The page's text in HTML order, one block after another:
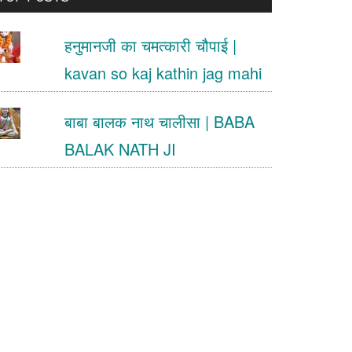
हनुमानजी का चमत्कारी चौपाई |
kavan so kaj kathin jag mahi
बाबा बालक नाथ चालीसा | BABA
BALAK NATH JI